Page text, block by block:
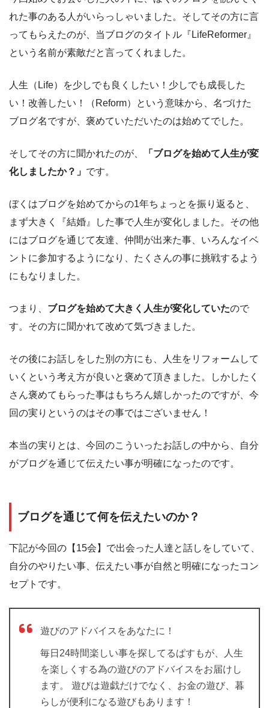
れた事のある人がいらっしゃいました。そしてその方に言
ってもらえたのが、当ブログのタイトル『LifeReformer』
という名前が素敵だと言ってくれました。
人生（Life）を少しでも良くしたい！少しでも成長した
い！改善したい！（Reform）という意味から、名づけた
ブログ名ですが、褒めていただいたのは始めてでした。
そしてその方に聞かれたのが、
「ブログを始めて人生が変
化しましたか？」 です。
ぼくはブログを始めてからの1年ちょっとを振り返ると、
まず大きく『結婚』した事で人生が変化しました。その他
にはブログを通じて友達、仲間が出来た事、いろんなイベ
ントに参加するようになり、たくさんの事に挑戦するよう
にもなりました。
つまり、 ブログを始めて大きく人生が変化していたので
す。その方に聞かれて改めて気づきました。
その後にお話しをした別の方にも、人生をリフォームして
いくという考え方が良いと褒めて頂きました。しかしたく
さん褒めてもらった事はもちろん嬉しかったのですが、今
回の実りというのはその事ではございません！
本当の実りとは、今回のこういったお話しの中から、自分
がブログを通じて伝えたい事が明確になったのです。
ブログを通じて何を伝えたいのか？
下記が今回の【15会】で出会った人達と話しをしていて、
自分のやりたい事、伝えたい事が自然と明確になったコン
セプトです。
遊びのアドバイスをあなたに！
毎日24時間楽しい事を探してるぱすもが、人生
を楽しくする為の遊びのアドバイスをお届けし
ます。 遊びは遊戯だけでなく、お金の遊び、暮
らしが便利になる遊びもあります！